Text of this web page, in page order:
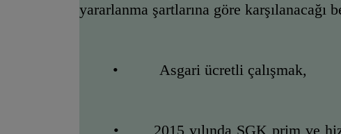
yararlanma şartlarına göre
•          Asgari ücretli çalışmak,
•       2015 yılında SGK prim ve